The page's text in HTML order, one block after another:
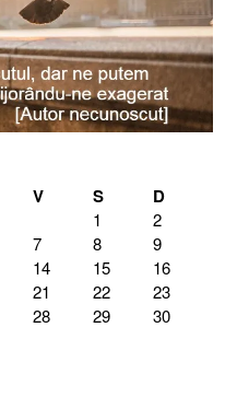
V S D
1
2
7 8
9
14 15
16
21 22
23
28 29
30